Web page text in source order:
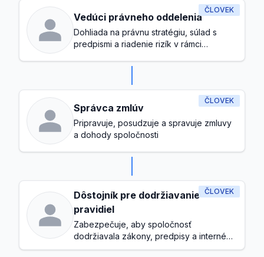
ČLOVEK
Vedúci právneho oddelenia
Dohliada na právnu stratégiu, súlad s
predpismi a riadenie rizík v rámci
ČLOVEK
Správca zmlúv
Pripravuje, posudzuje a spravuje zmluvy
a dohody spoločnosti
ČLOVEK
Dôstojník pre dodržiavanie
pravidiel
Zabezpečuje, aby spoločnosť
dodržiavala zákony, predpisy a interné
politiky